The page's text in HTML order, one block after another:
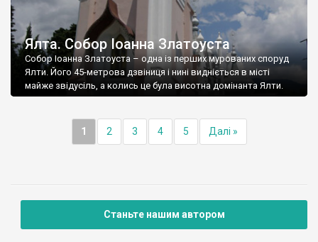
Ялта. Собор Іоанна Златоуста
Собор Іоанна Златоуста – одна із перших мурованих споруд
Ялти. Його 45-метрова дзвіниця і нині видніється в місті
майже звідусіль, а колись це була висотна домінанта Ялти.
1 2 3 4 5 Далі »
Станьте нашим автором